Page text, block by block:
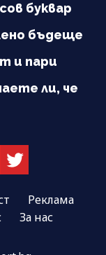
буквар
бъдеще
и пари
ли, че
Реклама
За нас